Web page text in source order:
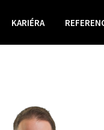
KARIÉRA